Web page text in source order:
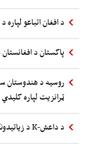
د افغان اتباعو
پاکستان د
روسیه د هندوستان
ټرانزیت لپاره
د داعش-K د زیاتیدونکي ګواښونو په وړاندې نړیواله همکاري اړینه ده